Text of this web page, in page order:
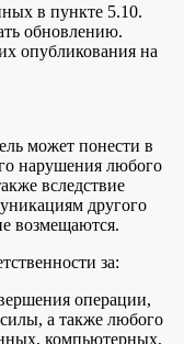
в пункте 5.10.
обновлению.
опубликования на
может понести в
нарушения любого
вследствие
другого
возмещаются.
за:
операции,
а также любого
компьютерных,